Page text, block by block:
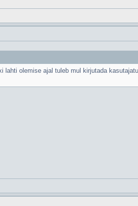
olemise ajal tuleb mul kirjutada